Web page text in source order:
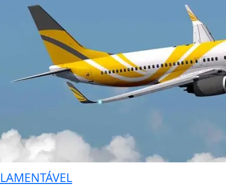
LAMENTÁVEL